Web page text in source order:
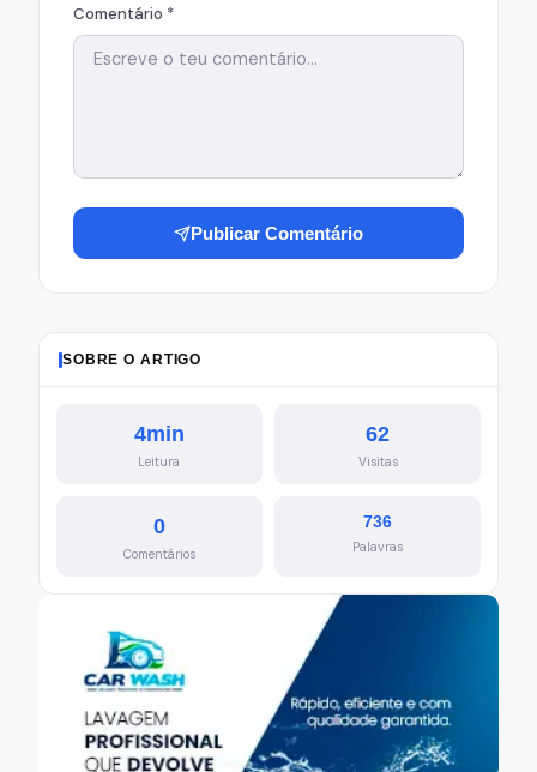
Comentário *
Publicar Comentário
SOBRE O ARTIGO
4min
Leitura
62
Visitas
0
Comentários
736
Palavras